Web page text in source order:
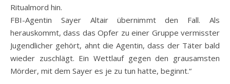
Ritualmord hin.
FBI-Agentin Sayer Altair übernimmt den Fall. Als
herauskommt, dass das Opfer zu einer Gruppe vermisster
Jugendlicher gehört, ahnt die Agentin, dass der Täter bald
wieder zuschlägt. Ein Wettlauf gegen den grausamsten
Mörder, mit dem Sayer es je zu tun hatte, beginnt.“